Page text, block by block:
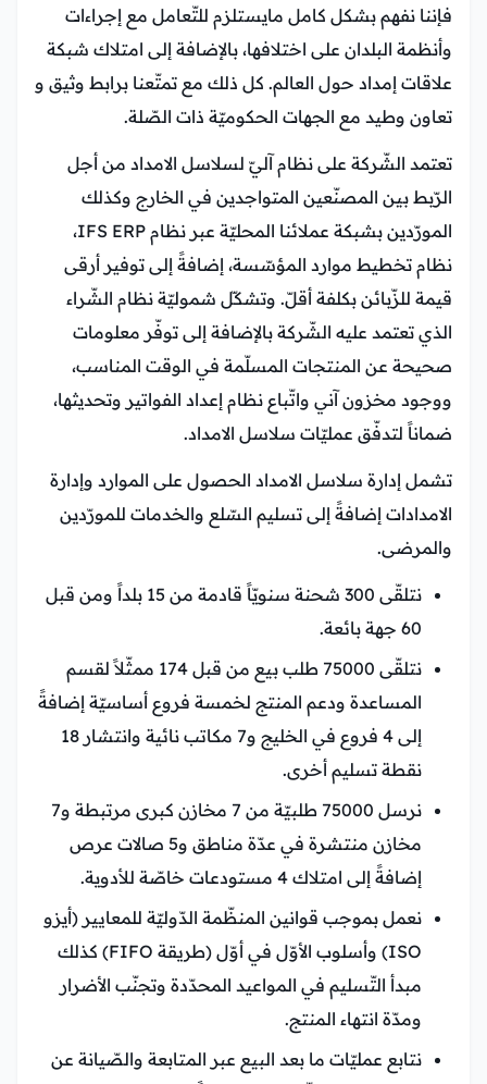
فإننا نفهم بشكل كامل مايستلزم للتّعامل مع إجراءات
وأنظمة البلدان على اختلافها، بالإضافة إلى امتلاك شبكة
علاقات إمداد حول العالم. كل ذلك مع تمتّعنا برابط وثيق و
تعاون وطيد مع الجهات الحكوميّة ذات الصّلة.
تعتمد الشّركة على نظام آليّ لسلاسل الامداد من أجل
الرّبط بين المصنّعين المتواجدين في الخارج وكذلك
المورّدين بشبكة عملائنا المحليّة عبر نظام IFS ERP،
نظام تخطيط موارد المؤسّسة، إضافةً إلى توفير أرقى
قيمة للزّبائن بكلفة أقلّ. وتشكّل شموليّة نظام الشّراء
الذي تعتمد عليه الشّركة بالإضافة إلى توفّر معلومات
صحيحة عن المنتجات المسلّمة في الوقت المناسب،
ووجود مخزون آني واتّباع نظام إعداد الفواتير وتحديثها،
ضماناً لتدفّق عمليّات سلاسل الامداد.
تشمل إدارة سلاسل الامداد الحصول على الموارد وإدارة
الامدادات إضافةً إلى تسليم السّلع والخدمات للمورّدين
والمرضى.
نتلقّى 300 شحنة سنويّاً قادمة من 15 بلداً ومن قبل
60 جهة بائعة.
نتلقّى 75000 طلب بيع من قبل 174 ممثّلاً لقسم
المساعدة ودعم المنتج لخمسة فروع أساسيّة إضافةً
إلى 4 فروع في الخليج و7 مكاتب نائية وانتشار 18
نقطة تسليم أخرى.
نرسل 75000 طلبيّة من 7 مخازن كبرى مرتبطة و7
مخازن منتشرة في عدّة مناطق و5 صالات عرص
إضافةً إلى امتلاك 4 مستودعات خاصّة للأدوية.
نعمل بموجب قوانين المنظّمة الدّوليّة للمعايير (أيزو
ISO) وأسلوب الأوّل في أوّل (طريقة FIFO) كذلك
مبدأ التّسليم في المواعيد المحدّدة وتجنّب الأضرار
ومدّة انتهاء المنتج.
نتابع عمليّات ما بعد البيع عبر المتابعة والصّيانة عن